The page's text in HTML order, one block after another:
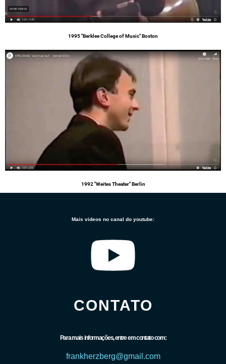
1995 "Berklee College of Music" Boston
1992 "Weites Theater" Berlin
Mais videos no canal do youtube:
CONTATO
Para mais informações, entre em contato com:
frankherzberg@gmail.com